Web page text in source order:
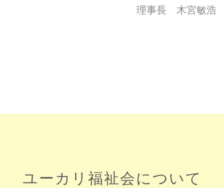
理事長 木宮敏浩
ユーカリ福祉会について